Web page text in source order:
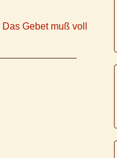
Das Gebet muß voll